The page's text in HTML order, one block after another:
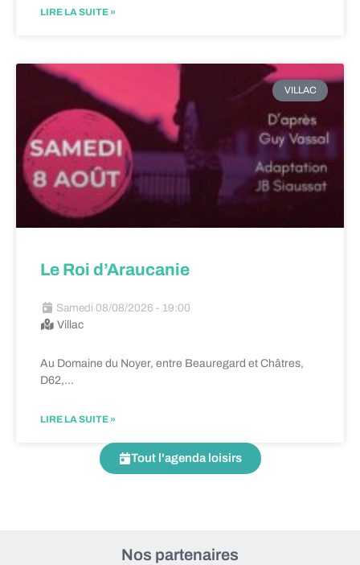
LIRE LA SUITE »
VILLAC
Le Roi d’Araucanie
Samedi 08/08/2026 - 19:00
Villac
Au Domaine du Noyer, entre Beauregard et Châtres,
D62,…
LIRE LA SUITE »
Tout l'agenda loisirs
Nos partenaires